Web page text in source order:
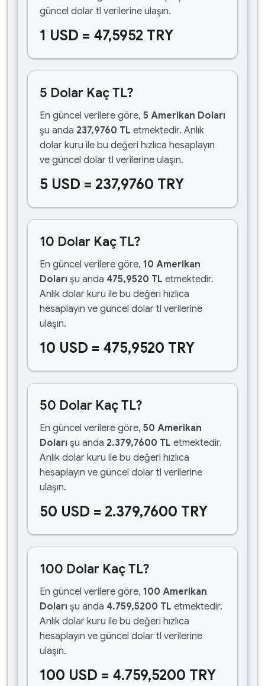
güncel dolar tl verilerine ulaşın.
1 USD = 47,5952 TRY
5 Dolar Kaç TL?
En güncel verilere göre, 5 Amerikan Doları
şu anda 237,9760 TL etmektedir. Anlık
dolar kuru ile bu değeri hızlıca hesaplayın
ve güncel dolar tl verilerine ulaşın.
5 USD = 237,9760 TRY
10 Dolar Kaç TL?
En güncel verilere göre, 10 Amerikan
Doları şu anda 475,9520 TL etmektedir.
Anlık dolar kuru ile bu değeri hızlıca
hesaplayın ve güncel dolar tl verilerine
ulaşın.
10 USD = 475,9520 TRY
50 Dolar Kaç TL?
En güncel verilere göre, 50 Amerikan
Doları şu anda 2.379,7600 TL etmektedir.
Anlık dolar kuru ile bu değeri hızlıca
hesaplayın ve güncel dolar tl verilerine
ulaşın.
50 USD = 2.379,7600 TRY
100 Dolar Kaç TL?
En güncel verilere göre, 100 Amerikan
Doları şu anda 4.759,5200 TL etmektedir.
Anlık dolar kuru ile bu değeri hızlıca
hesaplayın ve güncel dolar tl verilerine
ulaşın.
100 USD = 4.759,5200 TRY